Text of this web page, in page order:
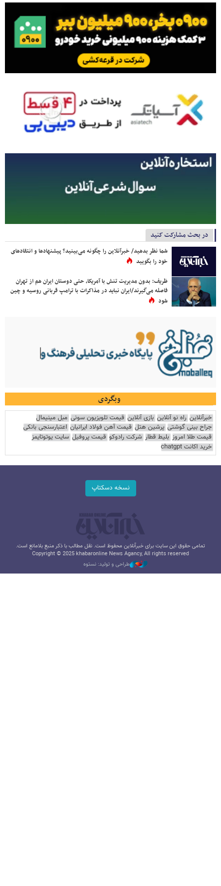
در بحث مشارکت کنید
شما نظر بدهید/ خبرآنلاین را چگونه می‌بینید؟ پیشنهادها و انتقادهای
خود را بگویید
ظریف: بدون مدیریت تنش با آمریکا، حتی دوستان ایران هم از تهران
فاصله می‌گیرند/ایران نباید در مذاکرات با ترامپ قربانی روسیه و چین
شود
وبگردی
خبرآنلاین راه نو آنلاین بازی آنلاین قیمت تلویزیون سونی مبل مینیمال
جراح بینی گوشتی پرشین هتل قیمت آهن فولاد ایرانیان اعتبارسنجی بانکی
قیمت طلا امروز بلیط قطار شرکت رادوکو قیمت پروفیل سایت یوتوتایمز
خرید اکانت chatgpt
نسخه دسکتاپ
تمامی حقوق این سایت برای خبرآنلاین محفوظ است. نقل مطالب با ذکر منبع بلامانع است.
Copyright © 2025 khabaronline News Agancy, All rights reserved
طراحی و تولید: نستوه